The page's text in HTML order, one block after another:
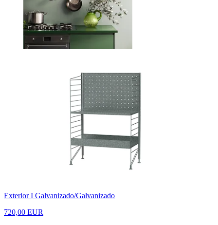
Exterior I Galvanizado/Galvanizado
720,00 EUR